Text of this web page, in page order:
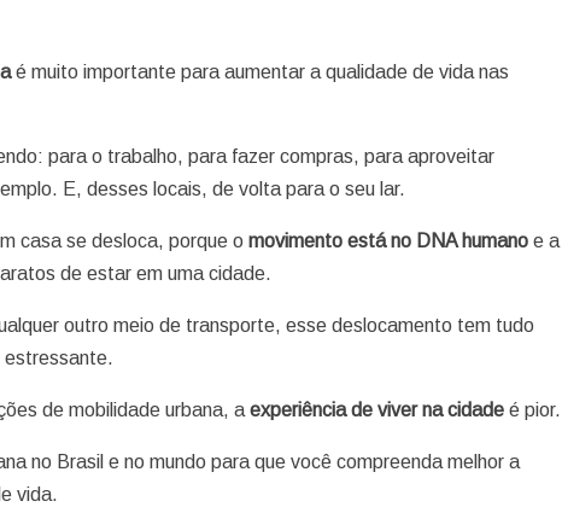
é muito importante para aumentar a qualidade de vida nas
para o trabalho, para fazer compras, para aproveitar
E, desses locais, de volta para o seu lar.
casa se desloca, porque omovimento está no DNA humano e a
de estar em uma cidade.
outro meio de transporte, esse deslocamento tem tudo
estressante.
de mobilidade urbana, aexperiência de viver na cidade é pior.
no Brasil e no mundo para que você compreenda melhor a
vida.